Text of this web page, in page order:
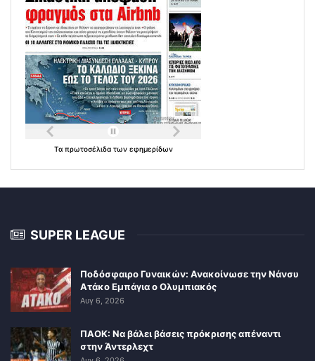
Τα πρωτοσέλιδα των εφημερίδων
SUPER LEAGUE
Ποδόσφαιρο Γυναικών: Ανακοίνωσε την Νάνσυ
Ατάκο Εμπάγια ο Ολυμπιακός
Αυγ 6, 2026
ΠΑΟΚ: Να βάλει βάσεις πρόκρισης απέναντι
στην Άντερλεχτ